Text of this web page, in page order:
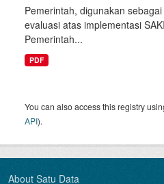
Pemerintah, digunakan
evaluasi atas implementasi
Pemerintah...
PDF
You can also access this registry
API).
About Satu Data